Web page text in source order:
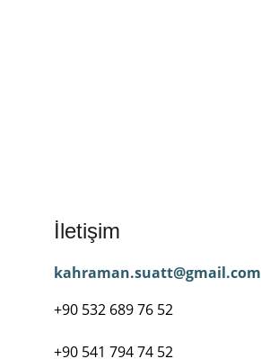
İletişim
kahraman.suatt@gmail.com
+90 532 689 76 52
+90 541 794 74 52